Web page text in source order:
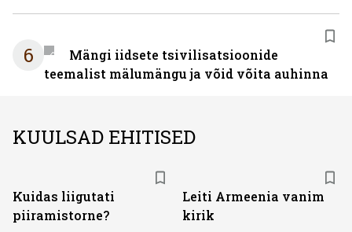
6
Mängi iidsete tsivilisatsioonide
teemalist mälumängu ja võid võita auhinna
KUULSAD EHITISED
Kuidas liigutati
piiramistorne?
Leiti Armeenia vanim
kirik